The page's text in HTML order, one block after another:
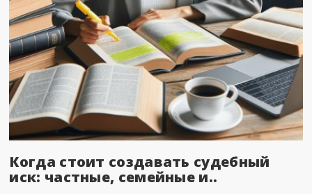
Когда стоит создавать судебный
иск: частные, семейные и..